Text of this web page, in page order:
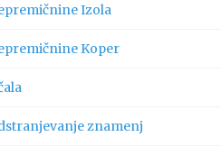
Izola
Koper
znamenj